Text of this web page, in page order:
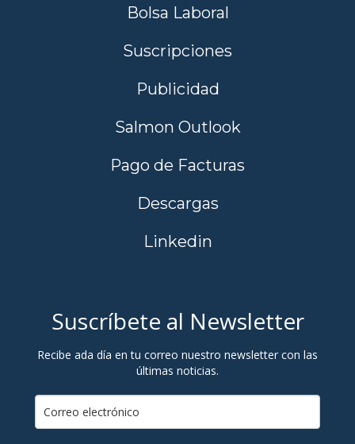
Bolsa Laboral
Suscripciones
Publicidad
Salmon Outlook
Pago de Facturas
Descargas
Linkedin
Suscríbete al Newsletter
Recibe ada día en tu correo nuestro newsletter con las
últimas noticias.